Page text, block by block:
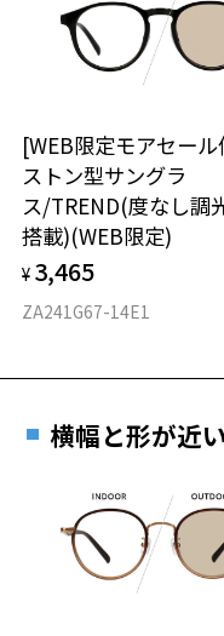
Disney Collection created
＜度付きサングラスに関す
※度付きサングラスをお求
後、レンズオプションでカ
品名：サングラス
レンズの材質：プラスチッ
レンズ枠の材質：プラスチッ
テンプルの材質：プラスチッ
使用上の注意：高温のとこ
緒にしまわないようご注意
2024年3月1日から、店頭
をされる場合は、レンズ
戴する場合がございます。
タイプ
材質
フロント素材：French
[WEB限定モアセー
ストン型サングラ
ス/TREND(度なし調
搭載)(WEB限定)
¥ 3,465
ZA241G67-14E1
横幅と形が近